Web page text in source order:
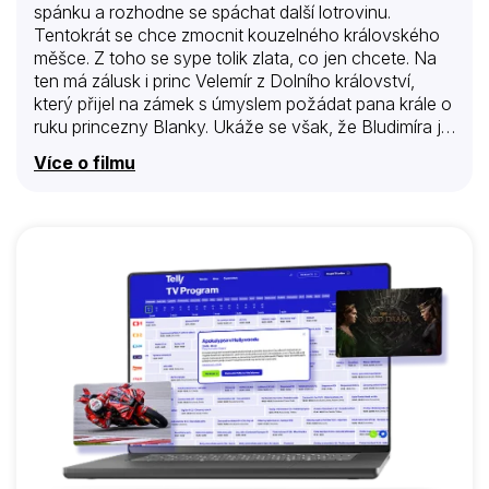
spánku a rozhodne se spáchat další lotrovinu.
Tentokrát se chce zmocnit kouzelného královského
měšce. Z toho se sype tolik zlata, co jen chcete. Na
ten má zálusk i princ Velemír z Dolního království,
který přijel na zámek s úmyslem požádat pana krále o
ruku princezny Blanky. Ukáže se však, že Bludimíra je
ztratí o Blanku zájem. Nešťastný pan král proto
věcí…. Koprodukční filmovou pohádku natočil v roce
1996 režsér Václav Vorlíček. Kouzelné…
Více o filmu